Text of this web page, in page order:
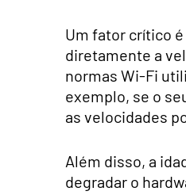
Um fator crítico
diretamente a
normas Wi-Fi
exemplo, se o
as velocidades
Além disso, a
degradar o